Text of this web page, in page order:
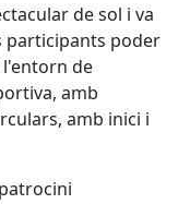
de sol i va
participants poder
l'entorn de
amb
amb inici i